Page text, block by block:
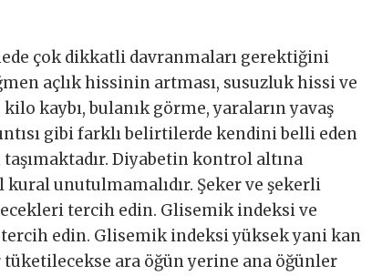
çok dikkatli davranmaları gerektiğini
açlık hissinin artması, susuzluk hissi ve
kaybı, bulanık görme, yaraların yavaş
gibi farklı belirtilerde kendini belli eden
Diyabetin kontrol altına
kural unutulmamalıdır. Şeker ve şekerli
tercih edin. Glisemik indeksi ve
edin. Glisemik indeksi yüksek yani kan
ara öğün yerine ana öğünler